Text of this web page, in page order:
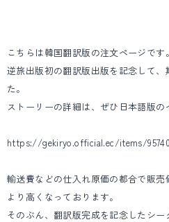
こちらは韓国翻訳版の注文ページです。
逆旅出版初の翻訳版出版を記念して
た。
ストーリーの詳細は、ぜひ日本語版の
https://gekiryo.official.ec/items/
輸送費などの仕入れ原価の都合で販
より高くなっております。
そのぶん、翻訳版完成を記念したシ